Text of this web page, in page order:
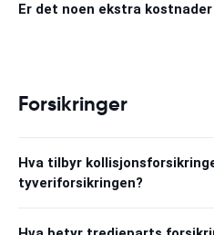
Er det noen ekstra
Forsikringer
Hva tilbyr
tyveriforsikringen?